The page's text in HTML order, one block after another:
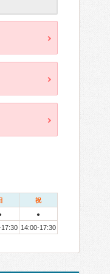
祝
●
14:00-17:30